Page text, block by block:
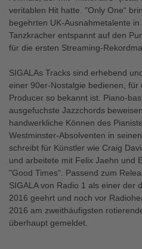
veritablen Hit hatte. "Only One“
begehrten UK-Ausnahmetalente
Tanzkracher entspannt auf den
für die ersten Streaming-
SIGALAs Tracks sind erhebend
einer 90er-Nostalgie bedienen,
Producer so bekannt ist. Piano-
ausgefuchste Jazzchords
handwerkliche Können des
Westminster-Absolventen in
schreibt für Künstler wie Craig
und arbeitete mit Felix Jaehn und
"Good Times“. Passend zum
SIGALA von Radio 1 als einer der
2016 geehrt und noch vor
2016 am zweithäufigsten
überhaupt gemeldet.